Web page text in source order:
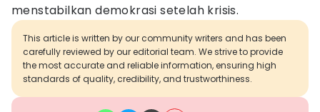
menstabilkan demokrasi setelah krisis.
This article is written by our community writers and has been
carefully reviewed by our editorial team. We strive to provide
the most accurate and reliable information, ensuring high
standards of quality, credibility, and trustworthiness.